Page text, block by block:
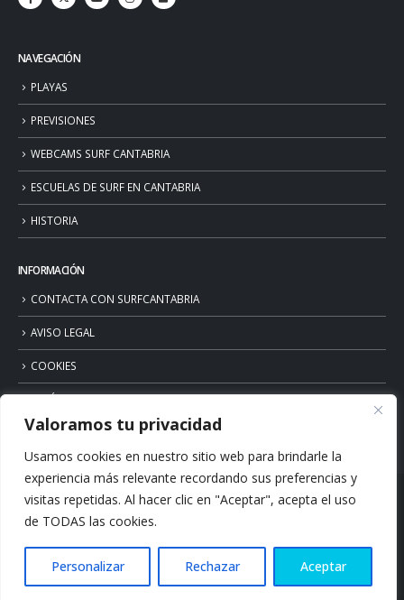
Valoramos tu privacidad
Usamos cookies en nuestro sitio web para brindarle la
experiencia más relevante recordando sus preferencias y
visitas repetidas. Al hacer clic en "Aceptar", acepta el uso
de TODAS las cookies.
Personalizar Rechazar Aceptar
NAVEGACIÓN
PLAYAS
PREVISIONES
WEBCAMS SURF CANTABRIA
ESCUELAS DE SURF EN CANTABRIA
HISTORIA
INFORMACIÓN
CONTACTA CON SURFCANTABRIA
AVISO LEGAL
COOKIES
POLÍTICA DE PRIVACIDAD
© Copyright 2026. Surfcantabria.com. All Rights Reserved.